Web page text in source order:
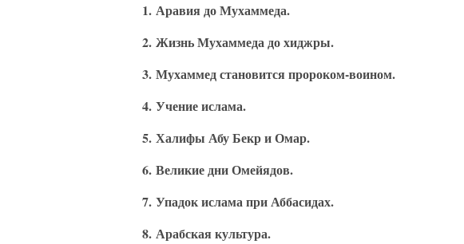
1. Аравия до Мухаммеда.
2. Жизнь Мухаммеда до хиджры.
3. Мухаммед становится пророком-воином.
4. Учение ислама.
5. Халифы Абу Бекр и Омар.
6. Великие дни Омейядов.
7. Упадок ислама при Аббасидах.
8. Арабская культура.